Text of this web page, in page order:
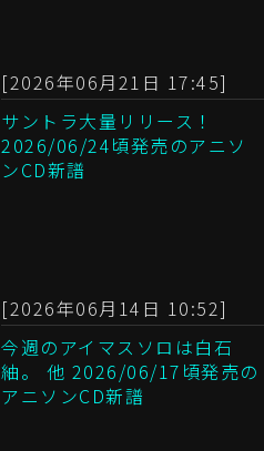
[2026年06月21日 17:45]
サントラ大量リリース！
2026/06/24頃発売のアニソ
ンCD新譜
[2026年06月14日 10:52]
今週のアイマスソロは白石
紬。 他 2026/06/17頃発売の
アニソンCD新譜